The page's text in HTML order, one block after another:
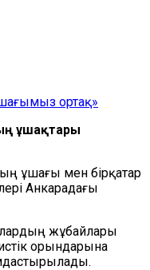
ортақ»
ұшақтары
ұшағы мен бірқатар
Анкарадағы
жұбайлары
орындарына